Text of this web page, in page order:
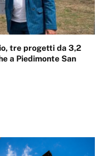
tre progetti da 3,2
a Piedimonte San